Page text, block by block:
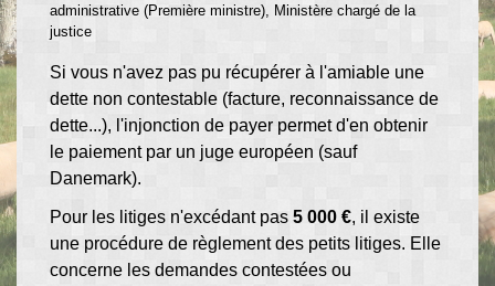
administrative (Première ministre), Ministère chargé de la
justice
Si vous n'avez pas pu récupérer à l'amiable une
dette non contestable (facture, reconnaissance de
dette...), l'injonction de payer permet d'en obtenir
le paiement par un juge européen (sauf
Danemark).
Pour les litiges n'excédant pas 5 000 €, il existe
une procédure de règlement des petits litiges. Elle
concerne les demandes contestées ou